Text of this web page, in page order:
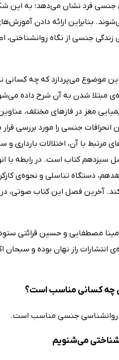
جنسی فرد نشان می‌دهد؛ به این
بنابراین ارائه دادن
جنسی از نگاه روانشناختی،
این موضوع می‌پردازد که چه
مبتلا شدن به آن شرح داده
مغز در فازهای مختلف،
انحرافات جنسی را مورد بررسی
مرتبط با آن، اختلالات
کتاب است. در رابطه با
دستگاه تناسلی و نحوه‌ی
آخرین فصل این کتاب صوتی،
مصطفایی و حسین قرائتی
راز نهان بوده و سبحان
چه کسانی مناسب است؟
روانشناسی جنسی مناسب است.
می‌شنویم